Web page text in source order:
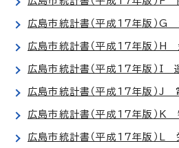
広島市統計書（平成17年版）G
広島市統計書（平成17年版）H
広島市統計書（平成17年版）I
広島市統計書（平成17年版）J
広島市統計書（平成17年版）K
広島市統計書（平成17年版）L